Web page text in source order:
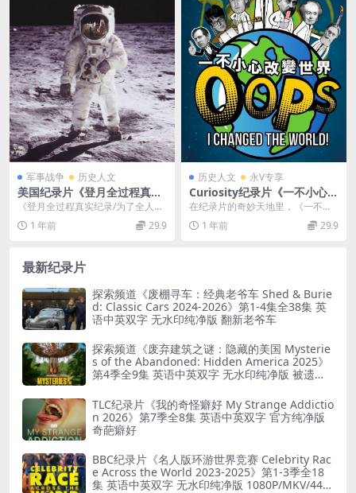
军事战争 历史人文
美国纪录片《登月全过程真实
纪录/为了全人类 For All Man
kind 1989》英语中字 MKV/7
20P/1.9G 美国登月过程全揭
《登月全过程真实纪录/为了全人类
For All Mankind 1989》：见...
1 年前 29.9
历史人文 永V专享
Curiosity纪录片《一不小心改
变世界/改变世界的意外发明
Oops, I Changed the World
2022》第一季全15集 英语中
在纪录片的奇妙天地里，《一不小
心改变世界 Oops, I Changed the...
1 年前 29.9
最新纪录片
探索频道《废棚寻车：经典老爷车 Shed & Burie
d: Classic Cars 2024-2026》第1-4集全38集 英
语中英双字 无水印纯净版 翻新老爷车
探索频道《废弃建筑之谜：隐藏的美国 Mysterie
s of the Abandoned: Hidden America 2025》
第4季全9集 英语中英双字 无水印纯净版 被遗弃
TLC纪录片《我的奇怪癖好 My Strange Addictio
n 2026》第7季全8集 英语中英双字 官方纯净版
奇葩癖好
BBC纪录片《名人版环游世界竞赛 Celebrity Rac
e Across the World 2023-2025》第1-3季全18
集 英语中英双字 无水印纯净版 1080P/MKV/44.8